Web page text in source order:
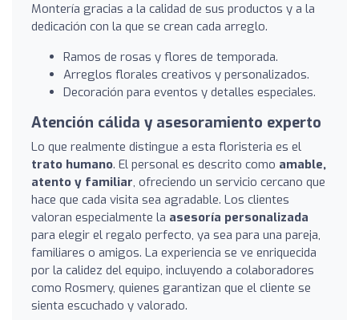
Montería gracias a la calidad de sus productos y a la
dedicación con la que se crean cada arreglo.
Ramos de rosas y flores de temporada.
Arreglos florales creativos y personalizados.
Decoración para eventos y detalles especiales.
Atención cálida y asesoramiento experto
Lo que realmente distingue a esta floristeria es el
trato humano. El personal es descrito como amable,
atento y familiar, ofreciendo un servicio cercano que
hace que cada visita sea agradable. Los clientes
valoran especialmente la asesoría personalizada
para elegir el regalo perfecto, ya sea para una pareja,
familiares o amigos. La experiencia se ve enriquecida
por la calidez del equipo, incluyendo a colaboradores
como Rosmery, quienes garantizan que el cliente se
sienta escuchado y valorado.